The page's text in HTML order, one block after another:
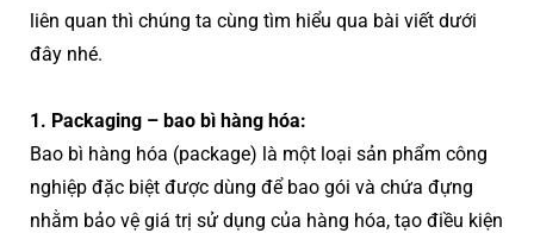
liên quan thì chúng ta cùng tìm hiểu qua bài viết dưới
đây nhé.
1. Packaging – bao bì hàng hóa:
Bao bì hàng hóa (package) là một loại sản phẩm công
nghiệp đặc biệt được dùng để bao gói và chứa đựng
nhằm bảo vệ giá trị sử dụng của hàng hóa, tạo điều kiện